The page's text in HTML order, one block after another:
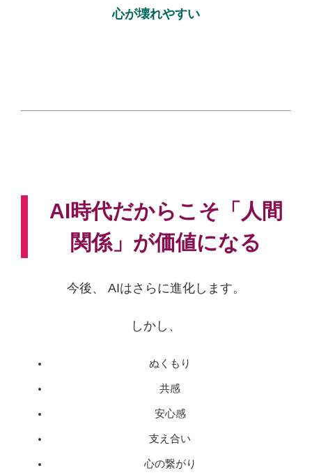
心が壊れやすい
AI時代だからこそ「人間
関係」が価値になる
今後、 AIはさらに進化します。
しかし、
ぬくもり
共感
安心感
支え合い
心の繋がり